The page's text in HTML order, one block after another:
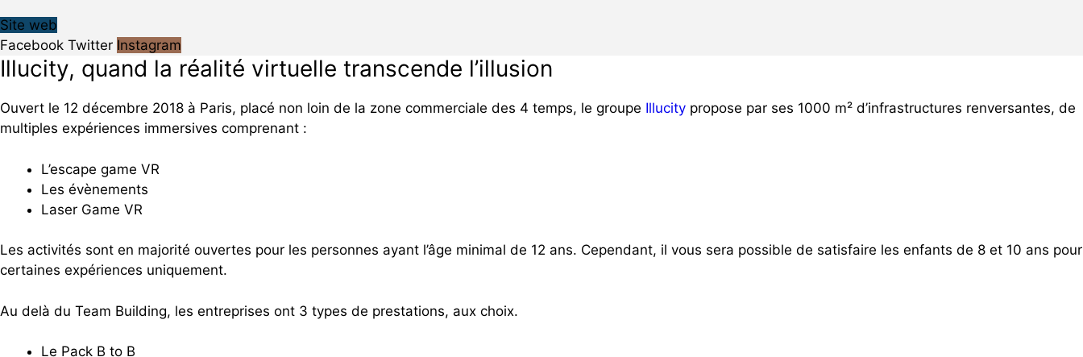
Site web
Facebook Twitter Instagram
Illucity, quand la réalité virtuelle transcende l’illusion
Ouvert le 12 décembre 2018 à Paris, placé non loin de la zone commerciale des 4 temps, le groupe Illucity propose par ses 1000 m² d’infrastructures renversantes, de
multiples expériences immersives comprenant :
L’escape game VR
Les évènements
Laser Game VR
Les activités sont en majorité ouvertes pour les personnes ayant l’âge minimal de 12 ans. Cependant, il vous sera possible de satisfaire les enfants de 8 et 10 ans pour
certaines expériences uniquement.
Au delà du Team Building, les entreprises ont 3 types de prestations, aux choix.
Le Pack B to B